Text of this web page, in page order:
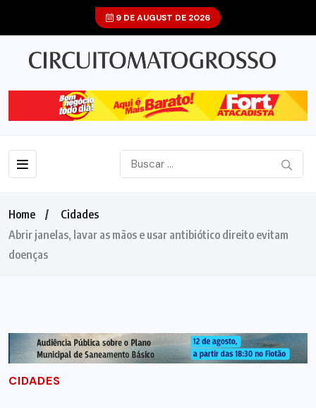
9 DE AUGUST DE 2026
Home
Cidades
Abrir janelas, lavar as mãos e usar antibiótico direito evitam
doenças
CIDADES